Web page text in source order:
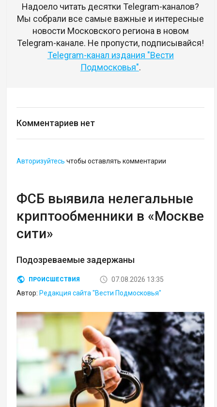
Надоело читать десятки Telegram-каналов?
Мы собрали все самые важные и интересные
новости Московского региона в новом
Telegram-канале. Не пропусти, подписывайся!
Telegram-канал издания "Вести
Подмосковья".
Комментариев нет
Авторизуйтесь чтобы оставлять комментарии
ФСБ выявила нелегальные
криптообменники в «Москве
сити»
Подозреваемые задержаны
ПРОИСШЕСТВИЯ
07.08.2026 13:35
Автор: Редакция сайта "Вести Подмосковья"